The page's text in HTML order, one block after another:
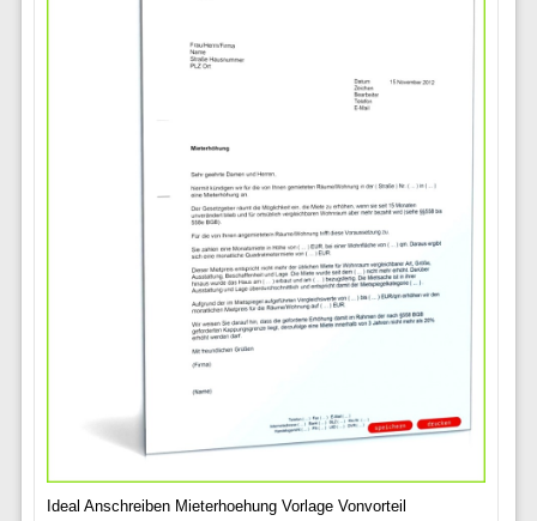
Ideal Anschreiben Mieterhoehung Vorlage Vonvorteil